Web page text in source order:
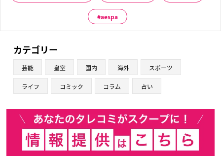
aespa
カテゴリー
芸能 皇室 国内 海外 スポーツ
ライフ コミック コラム 占い